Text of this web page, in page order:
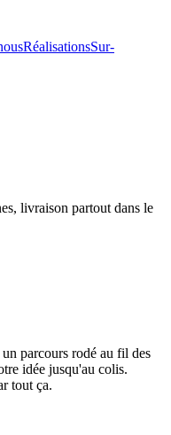
RéalisationsSur-
livraison partout dans le
parcours rodé au fil des
idée jusqu'au colis.
tout ça.